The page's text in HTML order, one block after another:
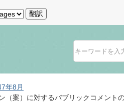
翻訳
年8月
案）に対するパブリックコメント